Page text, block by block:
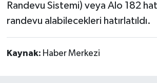
Randevu Sistemi) veya Alo 182
randevu alabilecekleri hatırlatıldı.
Kaynak: Haber Merkezi